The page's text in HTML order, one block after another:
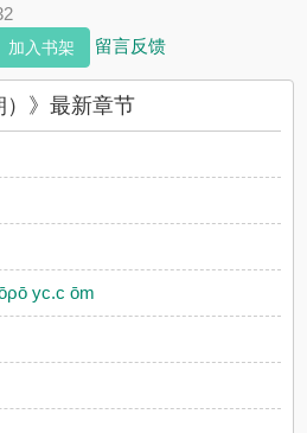
大啊！”阳根被她抓得痛，他连忙扯
加入书架 留言反馈
）》最新章节
yc.c ōm